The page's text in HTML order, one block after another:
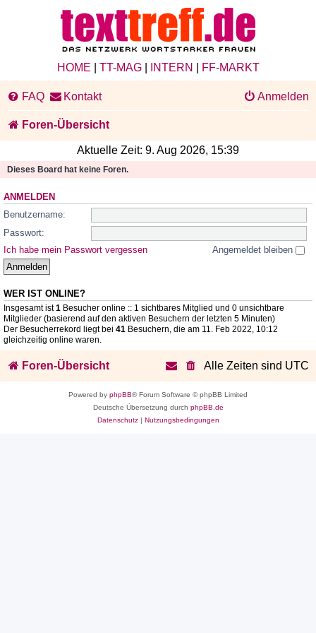
HOME TT-MAG| INTERN FF-MARKT
FAQ Kontakt Anmelden
Foren-Übersicht
Aktuelle Zeit: 9. Aug 2026, 15:39
Dieses Board hat keine Foren.
ANMELDEN
Benutzername:
Passwort:
Ich habe mein Passwort vergessen
Angemeldet bleiben
WER IST ONLINE?
Insgesamt ist1 Besucher online :: 1 sichtbares Mitglied und 0 unsichtbare
Mitglieder (basierend auf den aktiven Besuchern der letzten 5 Minuten)
Der Besucherrekord liegt bei 41 Besuchern, die am 11. Feb 2022, 10:12
gleichzeitig online waren.
Foren-Übersicht Alle Zeiten sind UTC
Powered by phpBB® Forum Software © phpBB Limited
Deutsche Übersetzung durch phpBB.de
Datenschutz| Nutzungsbedingungen